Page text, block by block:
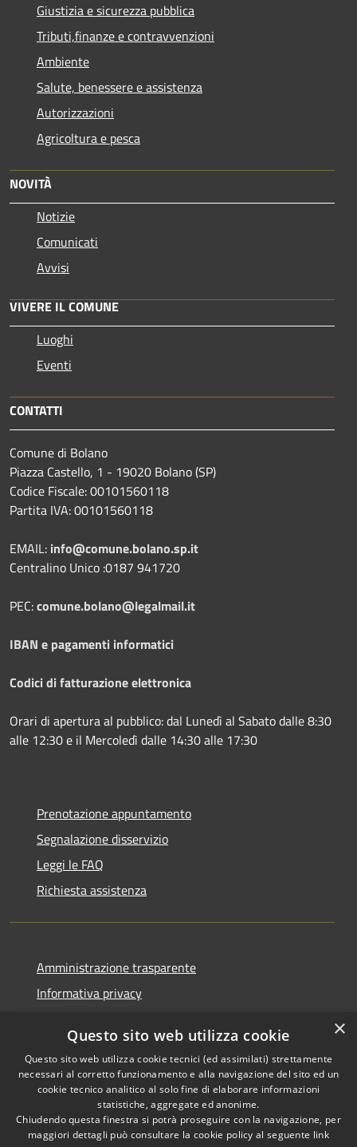
Giustizia e sicurezza pubblica
Tributi,finanze e contravvenzioni
Ambiente
Salute, benessere e assistenza
Autorizzazioni
Agricoltura e pesca
NOVITÀ
Notizie
Comunicati
Avvisi
VIVERE IL COMUNE
Luoghi
Eventi
CONTATTI
Comune di Bolano
Piazza Castello, 1 - 19020 Bolano (SP)
Codice Fiscale: 00101560118
Partita IVA: 00101560118
EMAIL: info@comune.bolano.sp.it
Centralino Unico :0187 941720
PEC:comune.bolano@legalmail.it
IBAN e pagamenti informatici
Codici di fatturazione elettronica
Orari di apertura al pubblico: dal Lunedì al Sabato dalle 8:30
alle 12:30 e il Mercoledì dalle 14:30 alle 17:30
Prenotazione appuntamento
Segnalazione disservizio
Leggi le FAQ
Richiesta assistenza
Amministrazione trasparente
Informativa privacy
Dichiarazione di accessibilità
RSS
Copyright © 2026 • Comune di
×
Questo sito web utilizza cookie
Questo sito web utilizza cookie tecnici (ed assimilati) strettamente
necessari al corretto funzionamento e alla navigazione del sito ed un
cookie tecnico analitico al solo fine di elaborare informazioni
statistiche, aggregate ed anonime.
Chiudendo questa finestra si potrà proseguire con la navigazione, per
maggiori dettagli può consultare la cookie policy al seguente link